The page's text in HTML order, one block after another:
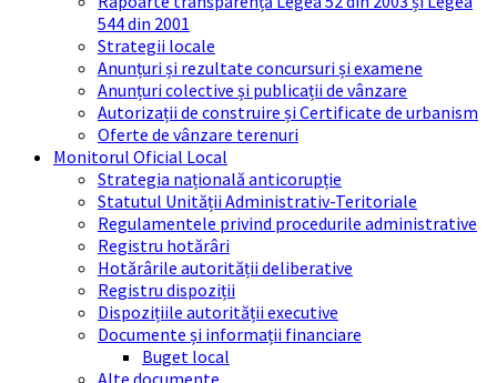
544 din 2001
Strategii locale
Anunțuri și rezultate concursuri și examene
Anunțuri colective și publicații de vânzare
Autorizații de construire și Certificate de urbanism
Oferte de vânzare terenuri
Monitorul Oficial Local
Strategia națională anticorupție
Statutul Unității Administrativ-Teritoriale
Regulamentele privind procedurile administrative
Registru hotărâri
Hotărârile autorității deliberative
Registru dispoziții
Dispozițiile autorității executive
Documente și informații financiare
Buget local
Alte documente